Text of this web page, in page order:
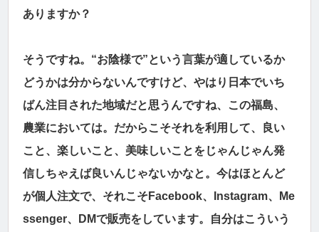
ありますか？
そうですね。“お陰様で”という言葉が適しているか
どうかは分からないんですけど、やはり日本でいち
ばん注目された地域だと思うんですね、この福島、
農業においては。だからこそそれを利用して、良い
こと、楽しいこと、美味しいことをじゃんじゃん発
信しちゃえば良いんじゃないかなと。今はほとんど
が個人注文で、それこそFacebook、Instagram、Me
ssenger、DMで販売をしています。自分はこういう